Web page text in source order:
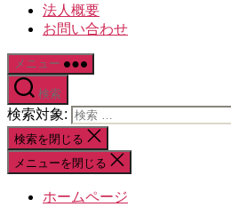
法人概要
お問い合わせ
メニュー
検索
検索対象:
検索を閉じる
メニューを閉じる
ホームページ